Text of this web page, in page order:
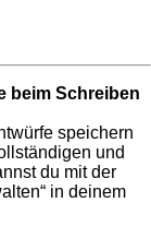
beim Schreiben
speichern
und
du mit der
in deinem